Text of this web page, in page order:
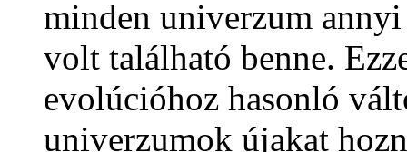
minden univerzum
volt található benne.
evolúcióhoz hasonló
univerzumok újakat